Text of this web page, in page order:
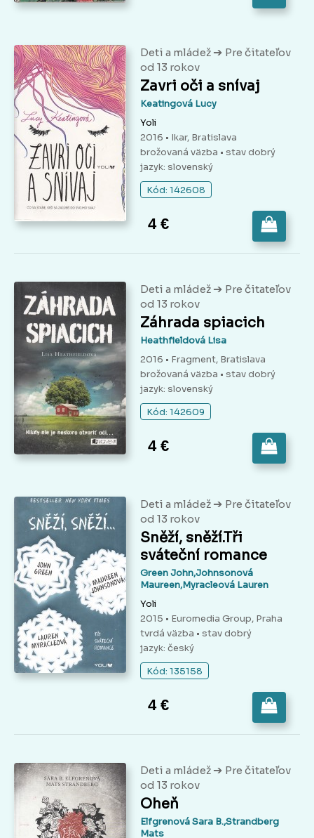
Deti a mládež ➔ Pre čitateľov
od 13 rokov
Zavri oči a snívaj
Keatingová Lucy
Yoli
2016 • Ikar, Bratislava
brožovaná väzba • stav dobrý
jazyk: slovenský
Kód: 142608
4 €
Deti a mládež ➔ Pre čitateľov
od 13 rokov
Záhrada spiacich
Heathfieldová Lisa
2016 • Fragment, Bratislava
brožovaná väzba • stav dobrý
jazyk: slovenský
Kód: 142609
4 €
Deti a mládež ➔ Pre čitateľov
od 13 rokov
Sněží, sněží.Tři
sváteční romance
Green John,Johnsonová
Maureen,Myracleová Lauren
Yoli
2015 • Euromedia Group, Praha
tvrdá väzba • stav dobrý
jazyk: český
Kód: 135158
4 €
Deti a mládež ➔ Pre čitateľov
od 13 rokov
Oheň
Elfgrenová Sara B.,Strandberg
Mats